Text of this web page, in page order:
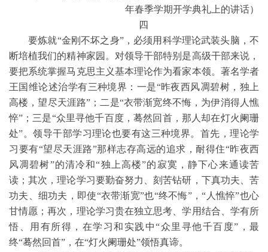
年春季学期开学典礼上的讲话）
四
要炼就“金刚不坏之身”，必须用科学理论武装头脑，不
断培植我们的精神家园。对领导干部特别是高级干部来说，
要把系统掌握马克思主义基本理论作为看家本领。著名学者
王国维论述治学有三种境界：一是“昨夜西风凋碧树，独上
高楼，望尽天涯路”；二是“衣带渐宽终不悔，为伊消得人憔
悴”；三是“众里寻他千百度，蓦然回首，那人却在灯火阑珊
处”。领导干部学习理论也要有这三种境界。首先，理论学
习要有“望尽天涯路”那样志存高远的追求，耐得住“昨夜西
风凋碧树”的清冷和“独上高楼”的寂寞，静下心来通读苦
读；其次，理论学习要勤奋努力、刻苦钻研，下真功夫、苦
功夫、细功夫，即使“衣带渐宽”也“终不悔”，“人憔悴”也心
甘情愿；再次，理论学习贵在独立思考、学用结合、学有所
悟、用有所得，在学习和实践中“众里寻他千百度”，最
终“蓦然回首”，在“灯火阑珊处”领悟真谛。